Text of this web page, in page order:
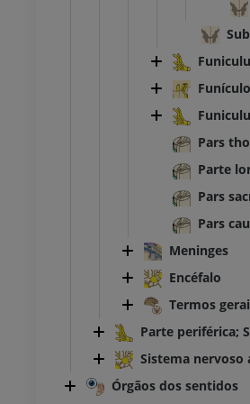
Pars
Parte
Pars
Pars
Meninges
Encéfalo
Termos
Parte periférica;
Sistema nervoso
Órgãos dos sentidos